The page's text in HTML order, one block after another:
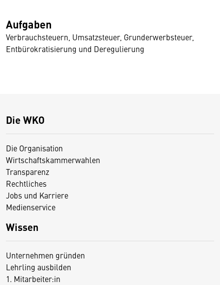
Aufgaben
Verbrauchsteuern, Umsatzsteuer, Grunderwerbsteuer,
Entbürokratisierung und Deregulierung
Die WKO
Die Organisation
Wirtschaftskammerwahlen
Transparenz
Rechtliches
Jobs und Karriere
Medienservice
Wissen
Unternehmen gründen
Lehrling ausbilden
1. Mitarbeiter:in